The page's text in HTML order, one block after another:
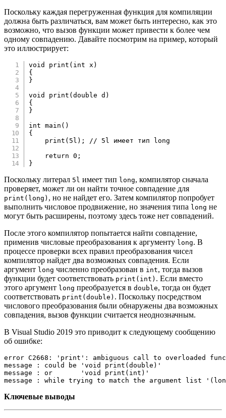
Поскольку каждая перегруженная функция для компиляции
должна быть различаться, вам может быть интересно, как это
возможно, что вызов функции может привести к более чем
одному совпадению. Давайте посмотрим на пример, который
это иллюстрирует:
void print ( int x )
{
}
void
print (double d )
{
}
int
main ( )
{
print ( 5l ) ;
// 5l имеет тип long
return
0 ;
}
Поскольку литерал 5l имеет тип long, компилятор сначала
проверяет, может ли он найти точное совпадение для
print(long) , но не найдет его. Затем компилятор попробует
выполнить числовое продвижение, но значения типа long не
могут быть расширены, поэтому здесь тоже нет совпадений.
После этого компилятор попытается найти совпадение,
применив числовые преобразования к аргументу long. В
процессе проверки всех правил преобразования чисел
компилятор найдет два возможных совпадения. Если
аргумент long численно преобразован в int, тогда вызов
функции будет соответствовать print(int) . Если вместо
этого аргумент long преобразуется в double, тогда он будет
соответствовать print(double) . Поскольку посредством
числового преобразования были обнаружены два возможных
совпадения, вызов функции считается неоднозначным.
В Visual Studio 2019 это приводит к следующему сообщению
об ошибке:
error C2668: 'print': ambiguous call to overloaded
message : could be 'void print(double)'
message : or       'void print(int)'
message : while trying to match the argument list
Ключевые выводы